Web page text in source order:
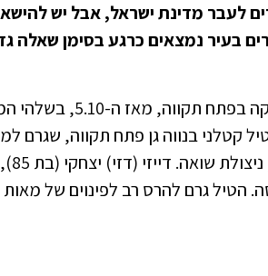
לעבר מדינת ישראל, אבל יש
בעיר נמצאים כרגע בסימן שאלה
זוהי הפעם הראשונה שנשמעה
קטלני בנווה גן פתח תקווה, שגרם